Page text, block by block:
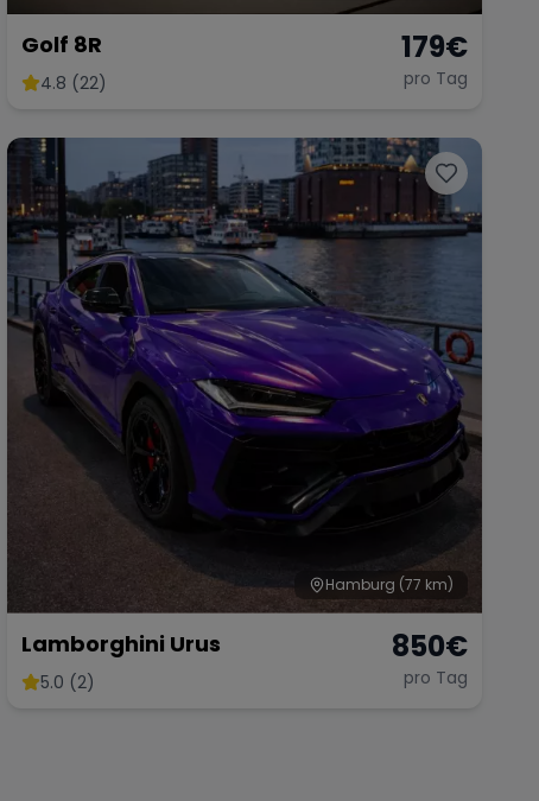
Golf 8R
4.8 (22)
179€
pro Tag
Hamburg (77 km)
Lamborghini Urus
5.0 (2)
850€
pro Tag